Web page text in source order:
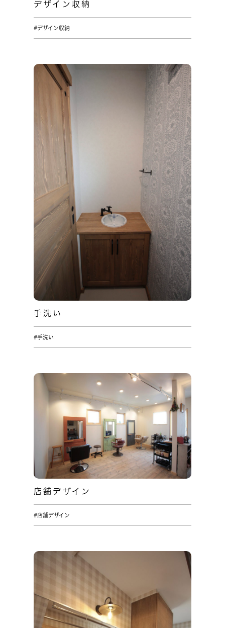
デザイン収納
#デザイン収納
手洗い
#手洗い
店舗デザイン
#店舗デザイン